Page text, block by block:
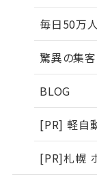
毎日50万
驚異の集
BLOG
[PR] 軽自
[PR]札幌